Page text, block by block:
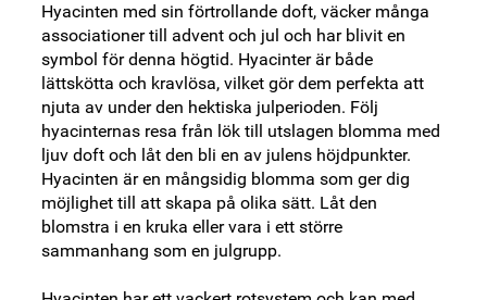
Hyacinten med sin förtrollande doft, väcker många
associationer till advent och jul och har blivit en
symbol för denna högtid. Hyacinter är både
lättskötta och kravlösa, vilket gör dem perfekta att
njuta av under den hektiska julperioden. Följ
hyacinternas resa från lök till utslagen blomma med
ljuv doft och låt den bli en av julens höjdpunkter.
Hyacinten är en mångsidig blomma som ger dig
möjlighet till att skapa på olika sätt. Låt den
blomstra i en kruka eller vara i ett större
sammanhang som en julgrupp.